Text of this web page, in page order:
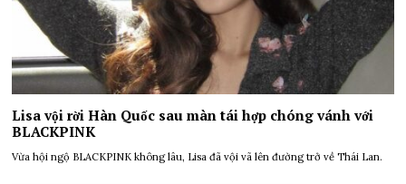
Lisa vội rời Hàn Quốc sau màn tái hợp chóng vánh với
BLACKPINK
Vừa hội ngộ BLACKPINK không lâu, Lisa đã vội vã lên đường trở về Thái Lan.